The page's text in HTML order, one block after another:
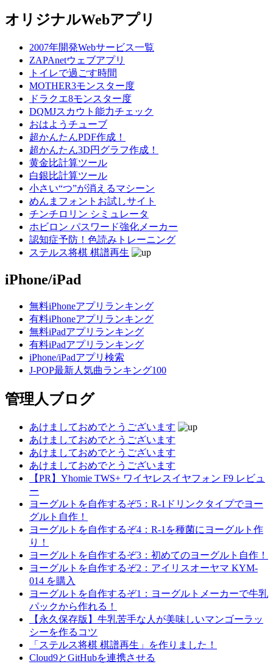
オリジナルWebアプリ
2007年開発Webサービス一覧
ZAPAnetウェブアプリ
トイレで過ごす時間
MOTHER3モンスター度
ドラクエ8モンスター度
DQMJスカウト能力チェック
おはようチューブ
超かんたんPDF作成！
超かんたん3D円グラフ作成！
黄金比計算ツール
白銀比計算ツール
小さい“つ”が消えるマシーン
めんまフォントお試しサイト
チンチロリン シミュレータ
ホビロン パスワード強化メーカー
認知症予防！色読みトレーニング
ステルス将棋 棋譜再生
iPhone/iPad
無料iPhoneアプリランキング
有料iPhoneアプリランキング
無料iPadアプリランキング
有料iPadアプリランキング
iPhone/iPadアプリ検索
J-POP最新人気曲ランキング100
管理人ブログ
あけましておめでとうございます
あけましておめでとうございます
あけましておめでとうございます
あけましておめでとうございます
【PR】Yhomie TWS+ ワイヤレスイヤフォン F9 レビュ
ー
ヨーグルトを自作するぞ5：R-1ドリンクタイプでヨー
グルト自作！
ヨーグルトを自作するぞ4：R-1を種菌にヨーグルト作
り！
ヨーグルトを自作するぞ3：初めてのヨーグルト自作！
ヨーグルトを自作するぞ2：アイリスオーヤマ KYM-
014 を購入
ヨーグルトを自作するぞ1：ヨーグルトメーカーで牛乳
パックから作れる！
【永久保存版】牛乳苦手な人が美味しいマンゴーラッ
シーを作るコツ
「ステルス将棋 棋譜再生」を作りました！
Cloud9とGitHubを連携させる